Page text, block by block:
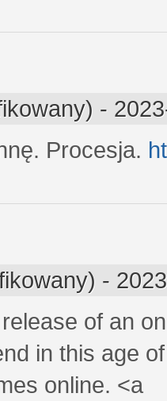
-
Procesja.
-
of an
in this age
online. <a